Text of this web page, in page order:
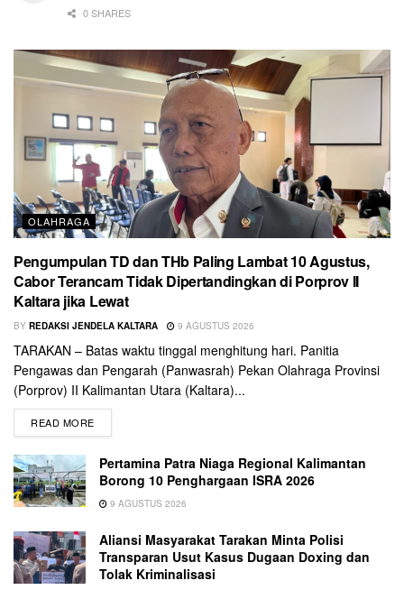
0 SHARES
OLAHRAGA
Pengumpulan TD dan THb Paling Lambat 10 Agustus,
Cabor Terancam Tidak Dipertandingkan di Porprov II
Kaltara jika Lewat
BY REDAKSI JENDELA KALTARA 9 AGUSTUS 2026
TARAKAN – Batas waktu tinggal menghitung hari. Panitia
Pengawas dan Pengarah (Panwasrah) Pekan Olahraga Provinsi
(Porprov) II Kalimantan Utara (Kaltara)...
READ MORE
Pertamina Patra Niaga Regional Kalimantan
Borong 10 Penghargaan ISRA 2026
9 AGUSTUS 2026
Aliansi Masyarakat Tarakan Minta Polisi
Transparan Usut Kasus Dugaan Doxing dan
Tolak Kriminalisasi